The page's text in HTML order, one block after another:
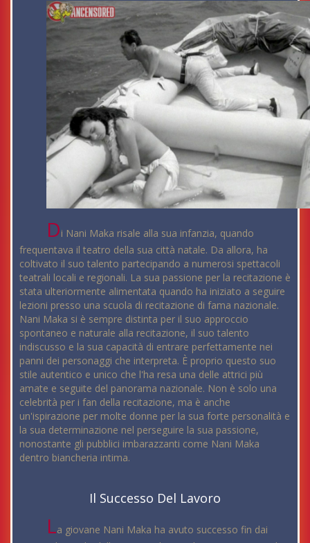
Di Nani Maka risale alla sua infanzia, quando
frequentava il teatro della sua città natale. Da allora, ha
coltivato il suo talento partecipando a numerosi spettacoli
teatrali locali e regionali. La sua passione per la recitazione è
stata ulteriormente alimentata quando ha iniziato a seguire
lezioni presso una scuola di recitazione di fama nazionale.
Nani Maka si è sempre distinta per il suo approccio
spontaneo e naturale alla recitazione, il suo talento
indiscusso e la sua capacità di entrare perfettamente nei
panni dei personaggi che interpreta. È proprio questo suo
stile autentico e unico che l'ha resa una delle attrici più
amate e seguite del panorama nazionale. Non è solo una
celebrità per i fan della recitazione, ma è anche
un'ispirazione per molte donne per la sua forte personalità e
la sua determinazione nel perseguire la sua passione,
nonostante gli pubblici imbarazzanti come Nani Maka
dentro biancheria intima.
Il Successo Del Lavoro
La giovane Nani Maka ha avuto successo fin dai